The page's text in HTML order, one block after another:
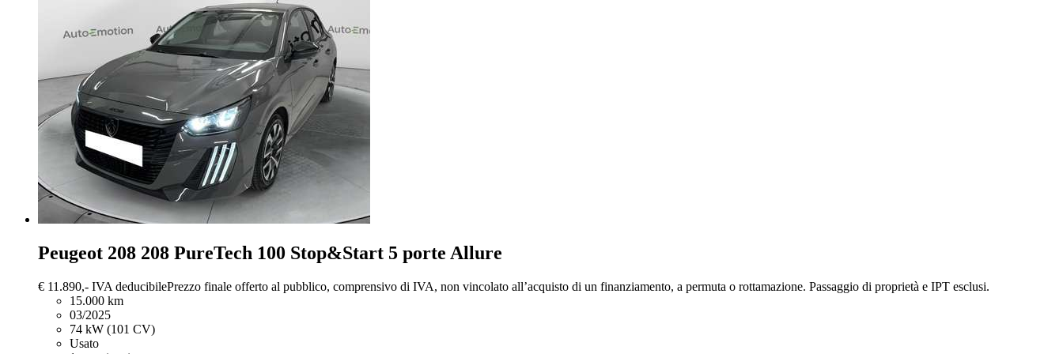
Peugeot 208 208 PureTech 100 Stop&Start 5 porte Allure
€ 11.890,- IVA deducibilePrezzo finale offerto al pubblico, comprensivo di IVA, non vincolato all’acquisto di un finanziamento, a permuta o rottamazione. Passaggio di proprietà e IPT esclusi.
15.000 km
03/2025
74 kW (101 CV)
Usato